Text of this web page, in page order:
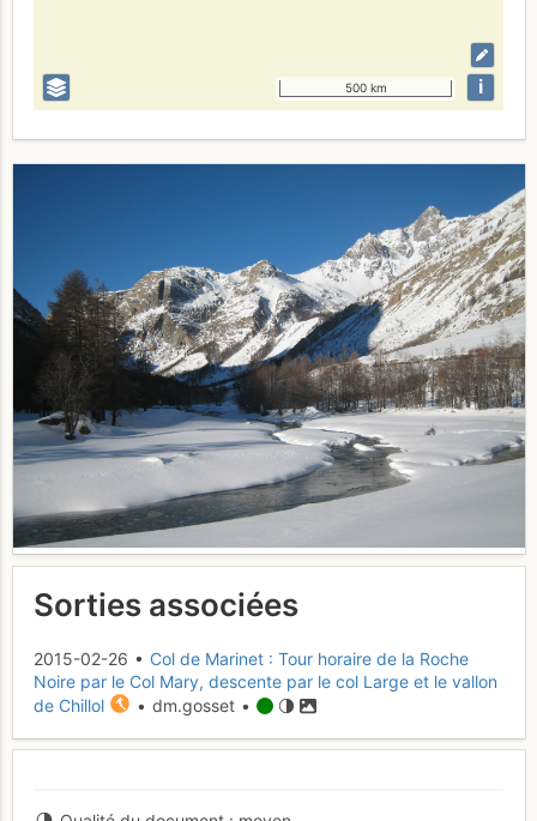
500 km i
Sorties associées
2015-02-26 • Col de Marinet : Tour horaire de la Roche
Noire par le Col Mary, descente par le col Large et le vallon
de Chillol
• dm.gosset •